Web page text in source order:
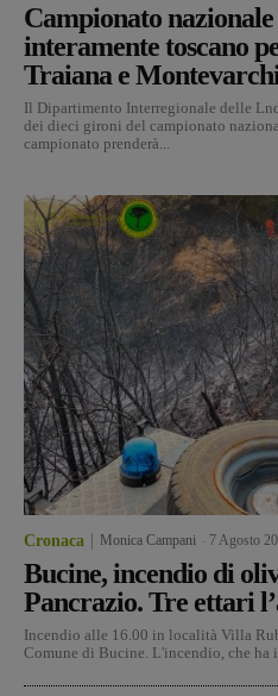
Campionato
interamente toscano
Traiana e Montevarchi
Il Dipartimento Interregionale delle
dei dieci gironi del campionato
campionato prenderà...
Cronaca Monica Campani 7 Agosto
Bucine, incendio di
Pancrazio. Tre ettari
Incendio alle 16.00 in località Villa
Comune di Bucine. L'incendio, che ha